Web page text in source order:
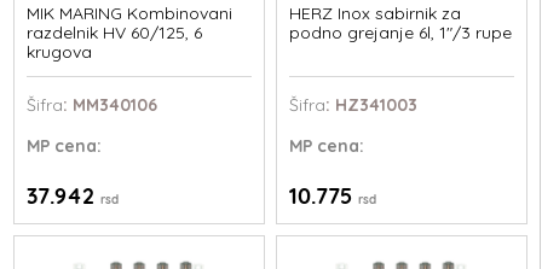
MIK MARING Kombinovani
razdelnik HV 60/125, 6
krugova
Šifra: MM340106
MP cena:
37.942rsd
HERZ Inox sabirnik za
podno grejanje 6l, 1"/3 rupe
Šifra: HZ341003
MPcena:
10.775 rsd